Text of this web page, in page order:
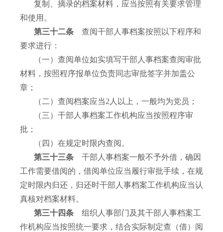
复制、摘录的档案材料，应当按照有关要求管理
和使用。
第三十二条 查阅干部人事档案按照以下程序和
要求进行：
（一）查阅单位如实填写干部人事档案查阅审批
材料，按照程序报单位负责同志审批签字并加盖公
章；
（二）查阅档案应当2 人以上，一般均为党员；
（三）干部人事档案工作机构应当按照程序审
批；
（四）在规定时限内查阅。
第三十三条 干部人事档案一般不予外借，确因
工作需要借阅的，借阅单位应当履行审批手续，在规
定时限内归还，归还时干部人事档案工作机构应当认
真核对档案材料。
第三十四条 组织人事部门及其干部人事档案工
作机构应当按照统一要求，结合实际制定查（借）阅